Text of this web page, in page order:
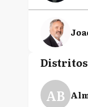
AB